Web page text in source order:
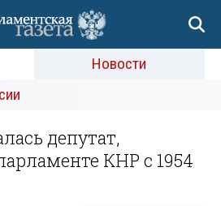
Новости
депутат,
КНР с 1954